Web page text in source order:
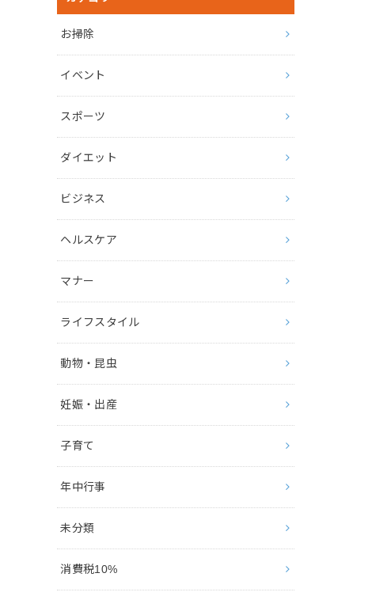
お掃除
イベント
スポーツ
ダイエット
ビジネス
ヘルスケア
マナー
ライフスタイル
動物・昆虫
妊娠・出産
子育て
年中行事
未分類
消費税10%